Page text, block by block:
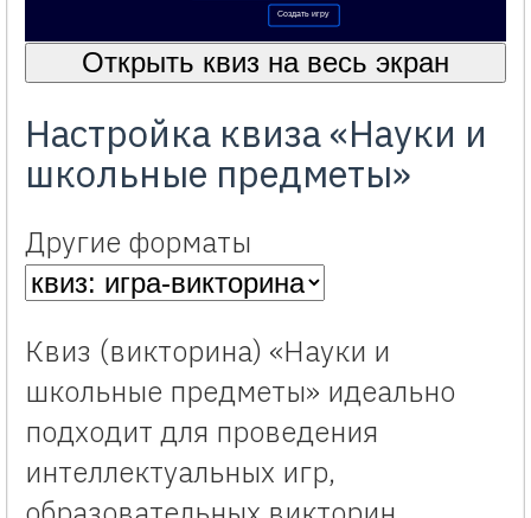
Создать игру
Открыть квиз на весь экран
Настройка квиза «Науки и
школьные предметы»
Другие форматы
Квиз (викторина) «Науки и
школьные предметы» идеально
подходит для проведения
интеллектуальных игр,